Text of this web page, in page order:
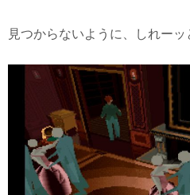
見つからないように、しれーッ